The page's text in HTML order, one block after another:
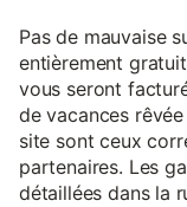
Pas de mauvaise
entièrement
vous seront
de vacances
site sont ceux
partenaires. Les
détaillées dans la